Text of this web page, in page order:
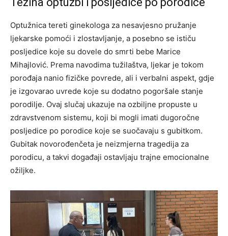
Optužnica tereti ginekologa za nesavjesno pružanje
ljekarske pomoći i zlostavljanje, a posebno se ističu
posljedice koje su dovele do smrti bebe Marice
Mihajlović. Prema navodima tužilaštva, ljekar je tokom
porođaja nanio fizičke povrede, ali i verbalni aspekt, gdje
je izgovarao uvrede koje su dodatno pogoršale stanje
porodilje. Ovaj slučaj ukazuje na ozbiljne propuste u
zdravstvenom sistemu, koji bi mogli imati dugoročne
posljedice po porodice koje se suočavaju s gubitkom.
Gubitak novorođenčeta je neizmjerna tragedija za
porodicu, a takvi događaji ostavljaju trajne emocionalne
ožiljke.